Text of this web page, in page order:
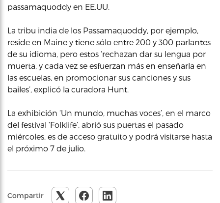
passamaquoddy en EE.UU.
La tribu india de los Passamaquoddy, por ejemplo,
reside en Maine y tiene sólo entre 200 y 300 parlantes
de su idioma, pero estos ‘rechazan dar su lengua por
muerta, y cada vez se esfuerzan más en enseñarla en
las escuelas, en promocionar sus canciones y sus
bailes’, explicó la curadora Hunt.
La exhibición ‘Un mundo, muchas voces’, en el marco
del festival ‘Folklife’, abrió sus puertas el pasado
miércoles, es de acceso gratuito y podrá visitarse hasta
el próximo 7 de julio.
Compartir